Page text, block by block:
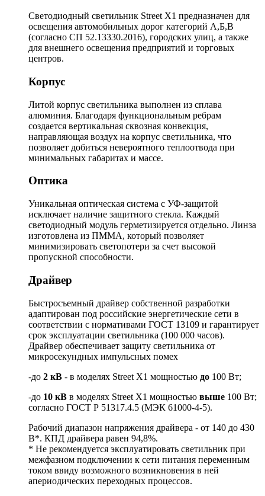
Светодиодный светильник Street X1 предназначен для
освещения автомобильных дорог категорий А,Б,В
(согласно СП 52.13330.2016), городских улиц, а также
для внешнего освещения предприятий и торговых
центров.
Корпус
Литой корпус светильника выполнен из сплава
алюминия. Благодаря функциональным ребрам
создается вертикальная сквозная конвекция,
направляющая воздух на корпус светильника, что
позволяет добиться невероятного теплоотвода при
минимальных габаритах и массе.
Оптика
Уникальная оптическая система с УФ-защитой
исключает наличие защитного стекла. Каждый
светодиодный модуль герметизируется отдельно. Линза
изготовлена из ПММА, который позволяет
минимизировать светопотери за счет высокой
пропускной способности.
Драйвер
Быстросъемный драйвер собственной разработки
адаптирован под российские энергетические сети в
соответствии с нормативами ГОСТ 13109 и гарантирует
срок эксплуатации светильника (100 000 часов).
Драйвер обеспечивает защиту светильника от
микросекундных импульсных помех
-до 2 кВ - в моделях Street X1 мощностью до 100 Вт;
-до 10 кВ в моделях Street X1 мощностью выше 100 Вт;
согласно ГОСТ Р 51317.4.5 (МЭК 61000-4-5).
Рабочий диапазон напряжения драйвера - от 140 до 430
В*. КПД драйвера равен 94,8%.
* Не рекомендуется эксплуатировать светильник при
межфазном подключении к сети питания переменным
током ввиду возможного возникновения в ней
апериодических переходных процессов.